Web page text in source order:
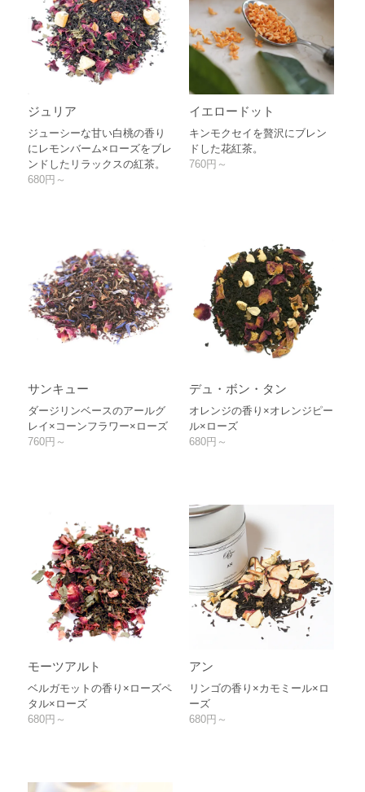
ジュリア
ジューシーな甘い白桃の香り
にレモンバーム×ローズをブレ
ンドしたリラックスの紅茶。
680円～
イエロードット
キンモクセイを贅沢にブレン
ドした花紅茶。
760円～
サンキュー
ダージリンベースのアールグ
レイ×コーンフラワー×ローズ
760円～
デュ・ボン・タン
オレンジの香り×オレンジピー
ル×ローズ
680円～
モーツアルト
ベルガモットの香り×ローズペ
タル×ローズ
680円～
アン
リンゴの香り×カモミール×ロ
ーズ
680円～